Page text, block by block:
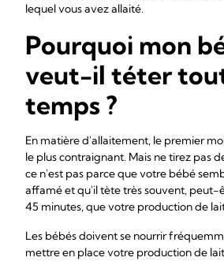
lequel vous avez allaité.
Pourquoi mon
veut-il téter
temps ?
En matière d'allaitement, le premier
le plus contraignant. Mais ne tirez pas
ce n'est pas parce que votre bébé
affamé et qu'il tète très souvent, peut-
45 minutes, que votre production de
Les bébés doivent se nourrir
mettre en place votre production de